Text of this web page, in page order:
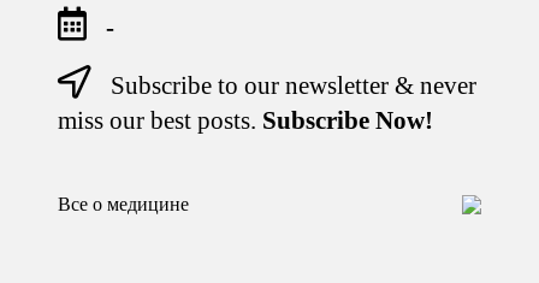
-
Subscribe to our newsletter & never
miss our best posts. Subscribe Now!
Все о медицине
Лечитесь